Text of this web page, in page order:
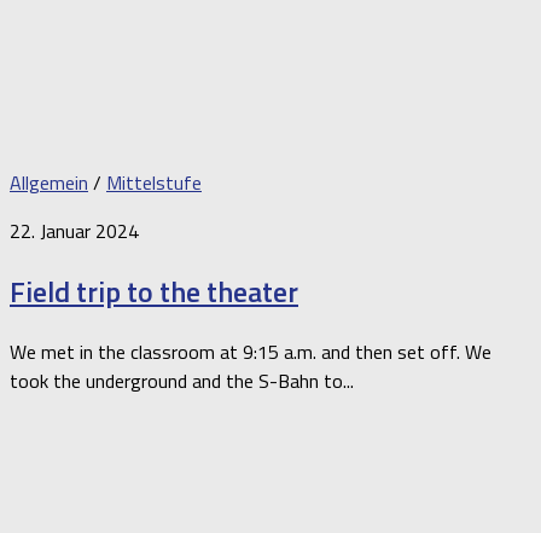
Allgemein / Mittelstufe
22. Januar 2024
Field trip to the theater
We met in the classroom at 9:15 a.m. and then set off. We
took the underground and the S-Bahn to...